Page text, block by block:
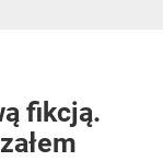
fikcją.